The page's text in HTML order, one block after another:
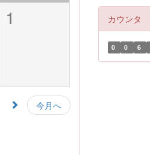
1
今月へ
カウンタ
0 0 6